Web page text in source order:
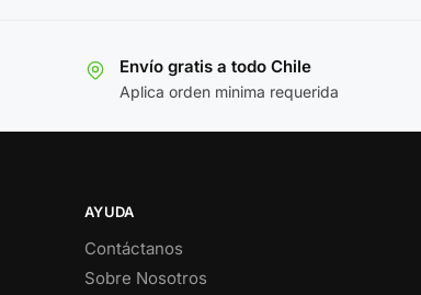
Envío gratis a todo Chile
Aplica orden minima requerida
AYUDA
Contáctanos
Sobre Nosotros